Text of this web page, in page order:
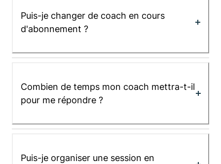
Puis-je changer de coach en cours
d'abonnement ?
Combien de temps mon coach mettra-t-il
pour me répondre ?
Puis-je organiser une session en